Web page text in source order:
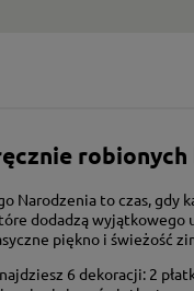
robionych
Narodzenia to czas, gdy
dodadzą wyjątkowego
piękno i świeżość
6 dekoracji: 2